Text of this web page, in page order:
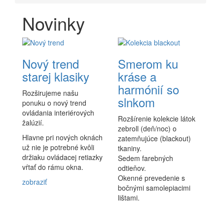
Novinky
Nový trend
starej klasiky
Rozširujeme našu
ponuku o nový trend
ovládania interiérových
žalúzií.
Hlavne pri nových oknách
už nie je potrebné kvôli
držiaku ovládacej retiazky
vŕtať do rámu okna.
zobraziť
Smerom ku
kráse a
harmónií so
slnkom
Rozšírenie kolekcie látok
zebroll (deň/noc) o
zatemňujúce (blackout)
tkaniny.
Sedem farebných
odtieňov.
Okenné prevedenie s
bočnými samolepiacimi
lištami.